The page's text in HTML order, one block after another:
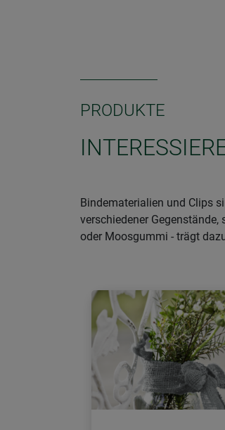
PRODUKTE
Bindematerialien und Clips
verschiedener
oder Moosgummi - trägt